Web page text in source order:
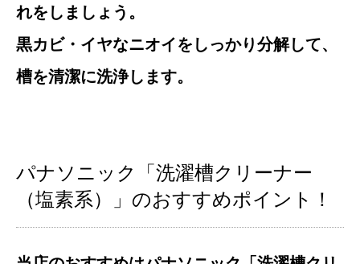
れをしましょう。
黒カビ・イヤなニオイをしっかり分解して、
槽を清潔に洗浄します。
パナソニック「洗濯槽クリーナー
（塩素系）」のおすすめポイント！